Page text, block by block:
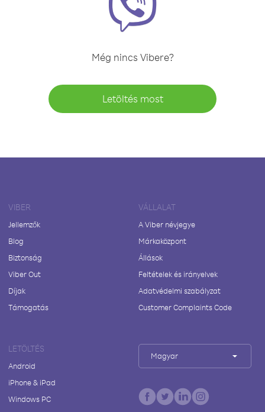
Még nincs Vibere?
Letöltés most
VIBER
Jellemzők
Blog
Biztonság
Viber Out
Díjak
Támogatás
VÁLLALAT
A Viber névjegye
Márkaközpont
Állások
Feltételek és irányelvek
Adatvédelmi szabályzat
Customer Complaints Code
LETÖLTÉS
Android
iPhone & iPad
Windows PC
Magyar